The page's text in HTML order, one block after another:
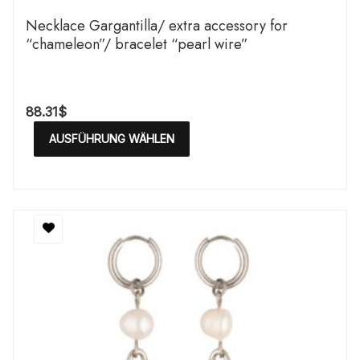
Necklace Gargantilla/ extra accessory for
“chameleon”/ bracelet “pearl wire”
88.31$
AUSFÜHRUNG WÄHLEN